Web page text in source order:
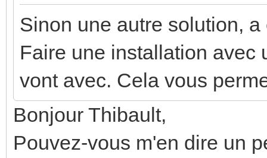
Sinon une autre solution, a
Faire une installation avec
vont avec. Cela vous
Bonjour Thibault,
Pouvez-vous m'en dire un